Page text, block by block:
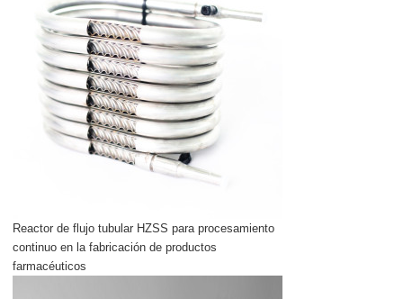
Reactor de flujo tubular HZSS para procesamiento
continuo en la fabricación de productos
farmacéuticos